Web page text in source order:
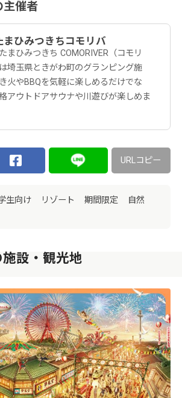
主催者
まひみつきちコモリバ
まひみつきち COMORIVER（コモリ
埼玉県ときがわ町のグランピング施
火やBBQを気軽に楽しめるだけでな
アウトドアサウナや川遊びが楽しめま
URLコピー
生向け リゾート 期間限定
自然
設・観光地